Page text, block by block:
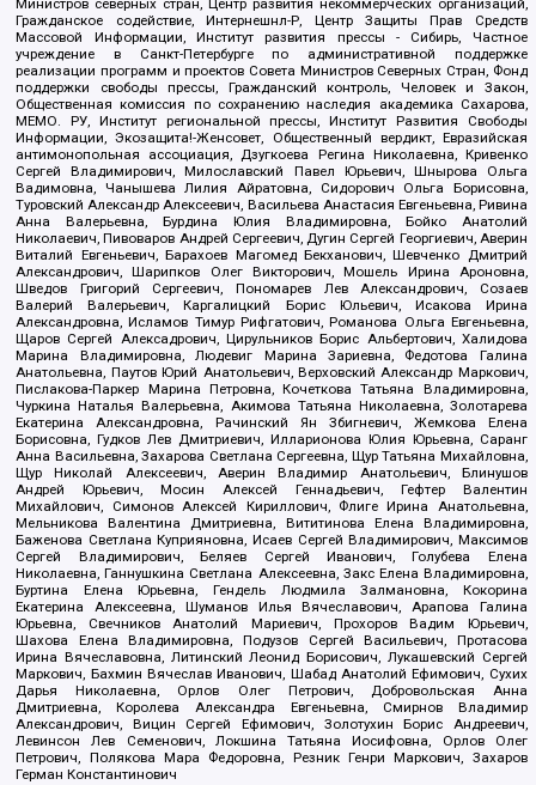
Министров северных стран, Центр развития некоммерческих организаций,
Гражданское содействие, Интернешнл-Р, Центр Защиты Прав Средств
Массовой Информации, Институт развития прессы - Сибирь, Частное
учреждение в Санкт-Петербурге по административной поддержке
реализации программ и проектов Совета Министров Северных Стран, Фонд
поддержки свободы прессы, Гражданский контроль, Человек и Закон,
Общественная комиссия по сохранению наследия академика Сахарова,
МЕМО. РУ, Институт региональной прессы, Институт Развития Свободы
Информации, Экозащита!-Женсовет, Общественный вердикт, Евразийская
антимонопольная ассоциация, Дзугкоева Регина Николаевна, Кривенко
Сергей Владимирович, Милославский Павел Юрьевич, Шнырова Ольга
Вадимовна, Чанышева Лилия Айратовна, Сидорович Ольга Борисовна,
Туровский Александр Алексеевич, Васильева Анастасия Евгеньевна, Ривина
Анна Валерьевна, Бурдина Юлия Владимировна, Бойко Анатолий
Николаевич, Пивоваров Андрей Сергеевич, Дугин Сергей Георгиевич, Аверин
Виталий Евгеньевич, Барахоев Магомед Бекханович, Шевченко Дмитрий
Александрович, Шарипков Олег Викторович, Мошель Ирина Ароновна,
Шведов Григорий Сергеевич, Пономарев Лев Александрович, Созаев
Валерий Валерьевич, Каргалицкий Борис Юльевич, Исакова Ирина
Александровна, Исламов Тимур Рифгатович, Романова Ольга Евгеньевна,
Щаров Сергей Алексадрович, Цирульников Борис Альбертович, Халидова
Марина Владимировна, Людевиг Марина Зариевна, Федотова Галина
Анатольевна, Паутов Юрий Анатольевич, Верховский Александр Маркович,
Пислакова-Паркер Марина Петровна, Кочеткова Татьяна Владимировна,
Чуркина Наталья Валерьевна, Акимова Татьяна Николаевна, Золотарева
Екатерина Александровна, Рачинский Ян Збигневич, Жемкова Елена
Борисовна, Гудков Лев Дмитриевич, Илларионова Юлия Юрьевна, Саранг
Анна Васильевна, Захарова Светлана Сергеевна, Щур Татьяна Михайловна,
Щур Николай Алексеевич, Аверин Владимир Анатольевич, Блинушов
Андрей Юрьевич, Мосин Алексей Геннадьевич, Гефтер Валентин
Михайлович, Симонов Алексей Кириллович, Флиге Ирина Анатольевна,
Мельникова Валентина Дмитриевна, Вититинова Елена Владимировна,
Баженова Светлана Куприяновна, Исаев Сергей Владимирович, Максимов
Сергей Владимирович, Беляев Сергей Иванович, Голубева Елена
Николаевна, Ганнушкина Светлана Алексеевна, Закс Елена Владимировна,
Буртина Елена Юрьевна, Гендель Людмила Залмановна, Кокорина
Екатерина Алексеевна, Шуманов Илья Вячеславович, Арапова Галина
Юрьевна, Свечников Анатолий Мариевич, Прохоров Вадим Юрьевич,
Шахова Елена Владимировна, Подузов Сергей Васильевич, Протасова
Ирина Вячеславовна, Литинский Леонид Борисович, Лукашевский Сергей
Маркович, Бахмин Вячеслав Иванович, Шабад Анатолий Ефимович, Сухих
Дарья Николаевна, Орлов Олег Петрович, Добровольская Анна
Дмитриевна, Королева Александра Евгеньевна, Смирнов Владимир
Александрович, Вицин Сергей Ефимович, Золотухин Борис Андреевич,
Левинсон Лев Семенович, Локшина Татьяна Иосифовна, Орлов Олег
Петрович, Полякова Мара Федоровна, Резник Генри Маркович, Захаров
Герман Константинович